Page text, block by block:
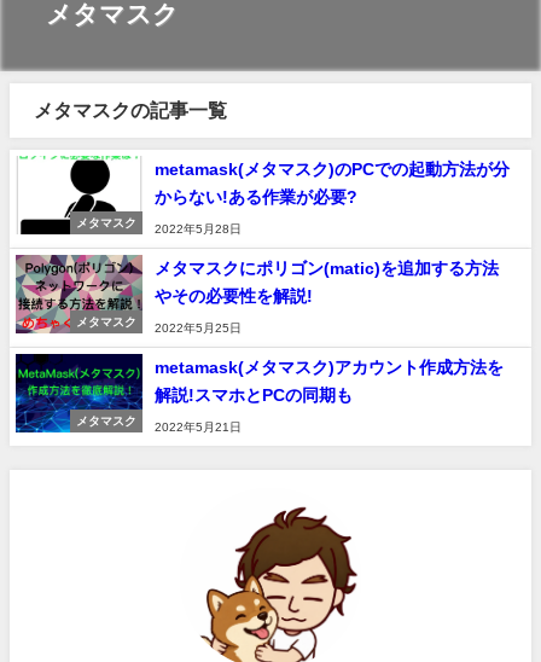
メタマスク
メタマスクの記事一覧
メタマスク
metamask(メタマスク)のPCでの起動方法が分
からない!ある作業が必要?
2022年5月28日
メタマスク
メタマスクにポリゴン(matic)を追加する方法
やその必要性を解説!
2022年5月25日
メタマスク
metamask(メタマスク)アカウント作成方法を
解説!スマホとPCの同期も
2022年5月21日